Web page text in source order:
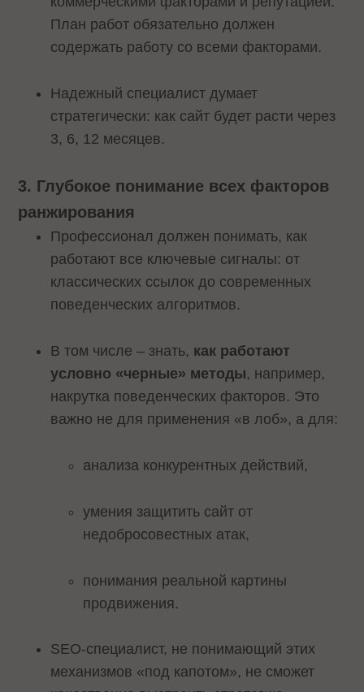
План работ обязательно должен
содержать работу со всеми факторами.
Надежный специалист думает
стратегически: как сайт будет расти через
3, 6, 12 месяцев.
3. Глубокое понимание всех факторов
ранжирования
Профессионал должен понимать, как
работают все ключевые сигналы: от
классических ссылок до современных
поведенческих алгоритмов.
В том числе – знать, как работают
условно «черные» методы, например,
накрутка поведенческих факторов. Это
важно не для применения «в лоб», а для:
анализа конкурентных действий,
умения защитить сайт от
недобросовестных атак,
понимания реальной картины
продвижения.
SEO-специалист, не понимающий этих
механизмов «под капотом», не сможет